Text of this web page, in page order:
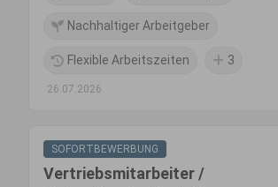
Nachhaltiger Arbeitgeber
Flexible Arbeitszeiten 3
26.07.2026
SOFORTBEWERBUNG
Vertriebsmitarbeiter /